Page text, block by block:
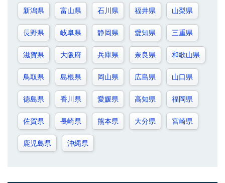
新潟県 富山県 石川県 福井県 山梨県
長野県 岐阜県 静岡県 愛知県 三重県
滋賀県 大阪府 兵庫県 奈良県 和歌山県
鳥取県 島根県 岡山県 広島県 山口県
徳島県 香川県 愛媛県 高知県 福岡県
佐賀県 長崎県 熊本県 大分県 宮崎県
鹿児島県 沖縄県